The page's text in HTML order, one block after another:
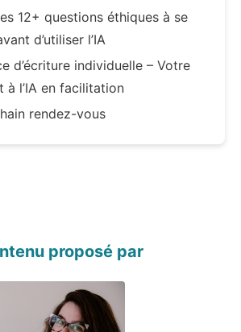
12+ questions éthiques à se
d’utiliser l’IA
d’écriture individuelle – Votre
à l’IA en facilitation
rendez-vous
proposé par